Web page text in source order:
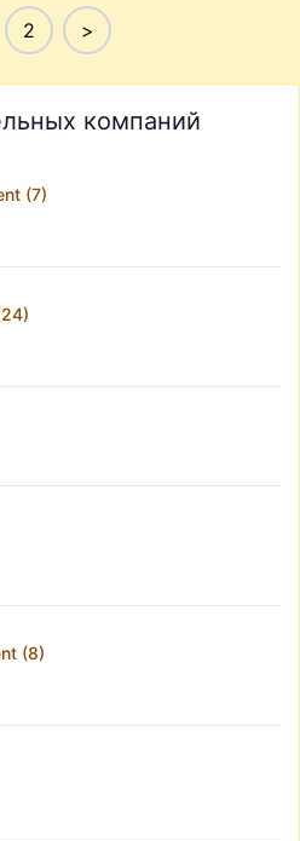
2 >
компаний
(7)
(8)